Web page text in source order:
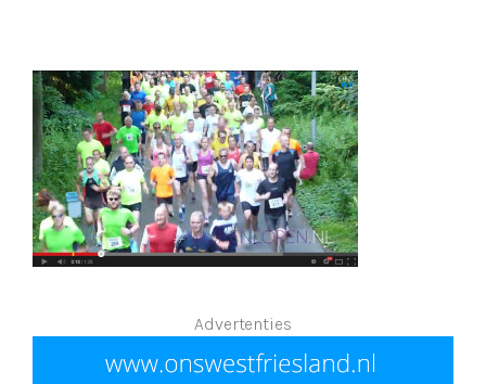
Advertenties